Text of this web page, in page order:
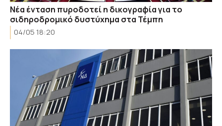
Νέα ένταση πυροδοτεί η δικογραφία για το
σιδηροδρομικό δυστύχημα στα Τέμπη
04/05 18:20